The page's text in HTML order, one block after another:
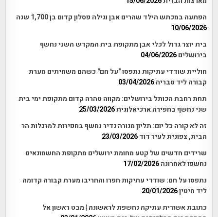
הפתעה במכתש הילד שהרים אבן וגילה פסלון קדום בן 1,700 שנה
10/06/2026
בית יוצר גדול לכלי אבן מתקופת בית המקדש השני נחשף
בירושלים 04/06/2026
חוליית שודדי עתיקות נתפסו "על חם" כשהם משחיתים מערת
קבורה ליד טבריה 03/04/2026
תחת רחבת הכותל בירושלים: מקווה טהרה קדום מתקופת ימי בית
שני נחשף בחפירה ארכיאלוגית25/03/2026
זה לא קורה כל יום: תליון מנורה נדיר נחשף בחפירות למרגלות הר
הבית, צפונית לעיר דוד 23/03/2026
שרידים חדשים של קטע מחומת ירושלים מתקופת החשמונאים
נחשפו לאחרונה 17/02/2026
נתפסו על חם: שודדי עתיקות חפרו והחריבו מערת קבורה קדומה
ליד חיטין20/01/2026
כתובת אשורית עתיקה נחשפת לראשונה | מבט ראשון אל